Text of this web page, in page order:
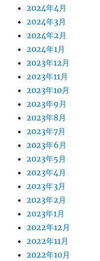
2024年4月
2024年3月
2024年2月
2024年1月
2023年12月
2023年11月
2023年10月
2023年9月
2023年8月
2023年7月
2023年6月
2023年5月
2023年4月
2023年3月
2023年2月
2023年1月
2022年12月
2022年11月
2022年10月